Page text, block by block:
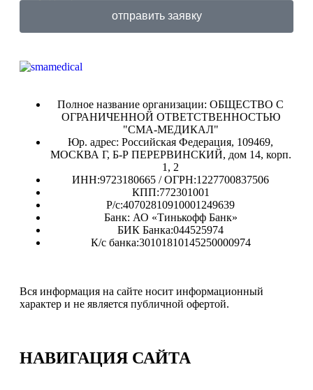
отправить заявку
Полное название организации: ОБЩЕСТВО С
ОГРАНИЧЕННОЙ ОТВЕТСТВЕННОСТЬЮ
"СМА-МЕДИКАЛ"
Юр. адрес: Российская Федерация, 109469,
МОСКВА Г, Б-Р ПЕРЕРВИНСКИЙ, дом 14, корп.
1, 2
ИНН:9723180665 / ОГРН:1227700837506
КПП:772301001
Р/с:40702810910001249639
Банк: АО «Тинькофф Банк»
БИК Банка:044525974
К/с банка:30101810145250000974
Вся информация на сайте носит информационный
характер и не является публичной офертой.
НАВИГАЦИЯ САЙТА